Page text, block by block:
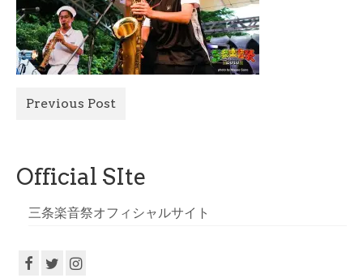
Official Site
Previous Post
Official SIte
三条楽音祭オフィシャルサイト